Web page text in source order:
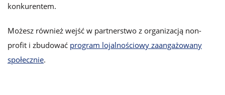
konkurentem.
Możesz również wejść w partnerstwo z organizacją non-
profit i zbudować program lojalnościowy zaangażowany
społecznie.